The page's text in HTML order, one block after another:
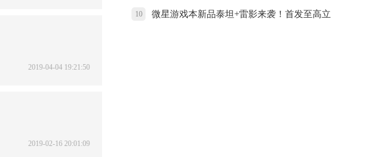
2019-04-04 19:21:50
2019-02-16 20:01:09
10 微星游戏本新品泰坦+雷影来袭！首发至高立